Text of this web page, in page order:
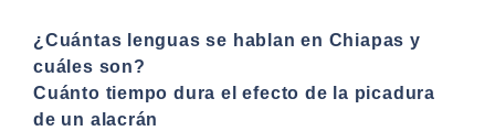
¿Cuántas lenguas se hablan en Chiapas y
cuáles son?
Cuánto tiempo dura el efecto de la picadura
de un alacrán